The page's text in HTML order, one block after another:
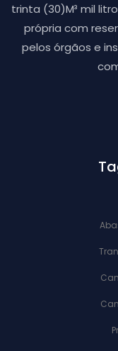
trinta (30)M³ mil
própria com
pelos órgãos e